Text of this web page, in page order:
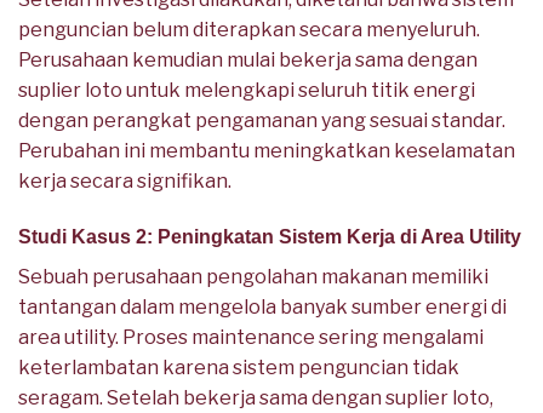
penguncian belum diterapkan secara menyeluruh.
Perusahaan kemudian mulai bekerja sama dengan
suplier loto untuk melengkapi seluruh titik energi
dengan perangkat pengamanan yang sesuai standar.
Perubahan ini membantu meningkatkan keselamatan
kerja secara signifikan.
Studi Kasus 2: Peningkatan Sistem Kerja di Area Utility
Sebuah perusahaan pengolahan makanan memiliki
tantangan dalam mengelola banyak sumber energi di
area utility. Proses maintenance sering mengalami
keterlambatan karena sistem penguncian tidak
seragam. Setelah bekerja sama dengan suplier loto,